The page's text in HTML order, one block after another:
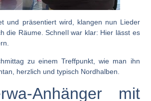
und präsentiert wird, klangen nun Lieder
die Räume. Schnell war klar: Hier lässt es
zu einem Treffpunkt, wie man ihn
herzlich und typisch Nordhalben.
Anhänger mit